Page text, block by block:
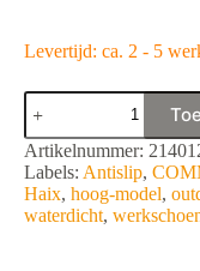
Levertijd: ca. 2 - 5
Haix
Commander
GTX
Hoog
aantal
A
l
t
e
Artikelnummer:
Labels: Antislip,
Haix, hoog-model,
waterdicht,